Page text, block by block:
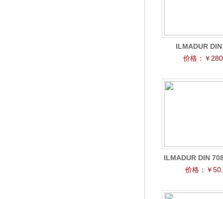
ILMADUR
50x12mm烟机
价格：￥
ILMADUR DIN
璃视镜垫
价格：￥